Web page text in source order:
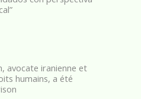
avocate iranienne et
humains, a été